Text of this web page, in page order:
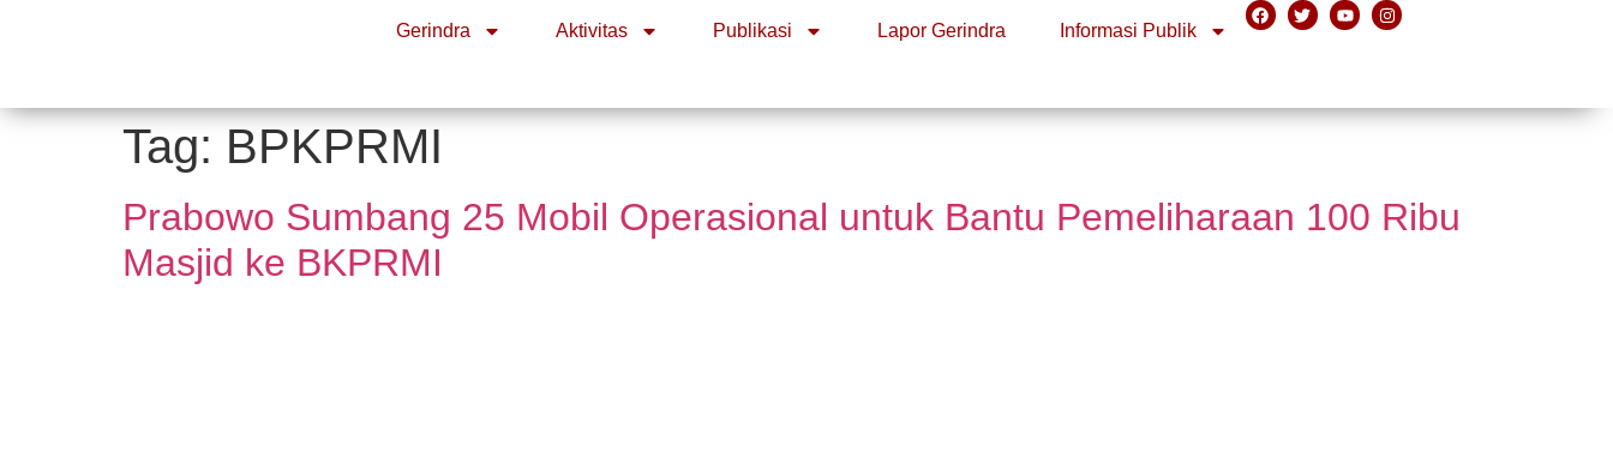
Gerindra Aktivitas Publikasi Lapor Gerindra Informasi Publik
Tag: BPKPRMI
Prabowo Sumbang 25 Mobil Operasional untuk Bantu Pemeliharaan 100 Ribu
Masjid ke BKPRMI